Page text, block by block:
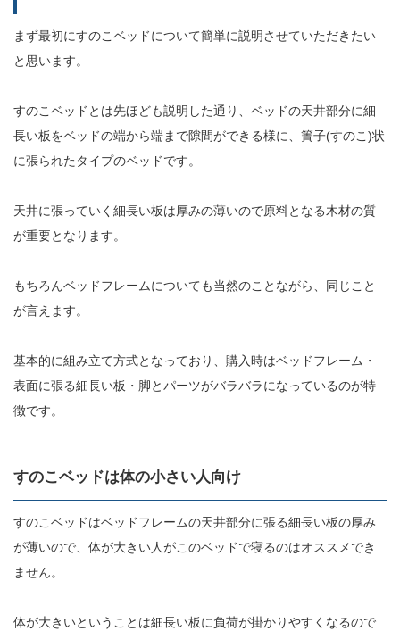
まず最初にすのこベッドについて簡単に説明させていただきたい
と思います。
すのこベッドとは先ほども説明した通り、ベッドの天井部分に細
長い板をベッドの端から端まで隙間ができる様に、簀子(すのこ)状
に張られたタイプのベッドです。
天井に張っていく細長い板は厚みの薄いので原料となる木材の質
が重要となります。
もちろんベッドフレームについても当然のことながら、同じこと
が言えます。
基本的に組み立て方式となっており、購入時はベッドフレーム・
表面に張る細長い板・脚とパーツがバラバラになっているのが特
徴です。
すのこベッドは体の小さい人向け
すのこベッドはベッドフレームの天井部分に張る細長い板の厚み
が薄いので、体が大きい人がこのベッドで寝るのはオススメでき
ません。
体が大きいということは細長い板に負荷が掛かりやすくなるので